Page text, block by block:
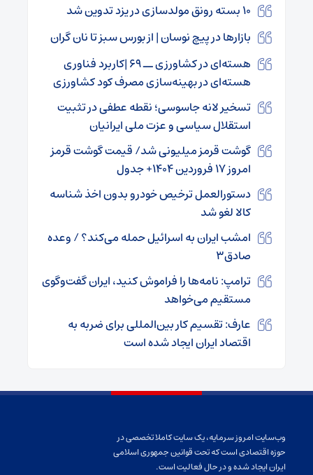
۱۰ بسته رونق مولدسازی در یزد تدوین شد
بازارها در پیچ نوسان | از بورس سبز تا نان گران
هسته‌ای در کشاورزی ــ ۶۹ |کاربرد فناوری
هسته‌ای در بهینه‌سازی مصرف کود کشاورزی
تسخیر لانه جاسوسی؛ نقطه عطفی در تثبیت
استقلال سیاسی و عزت ملی ایرانیان
گوشت قرمز میلیونی شد/ قیمت گوشت قرمز
امروز ۱۷ فروردین ۱۴۰۴+ جدول
دستورالعمل ترخیص خودرو بدون اخذ شناسه
کالا لغو شد
امشب ایران به اسرائیل حمله می‌کند؟ / وعده
صادق۳
ترامپ: نامه‌ها را فراموش کنید، ایران گفت‌وگوی
مستقیم می‌خواهد
عارف: تقسیم کار بین‌المللی برای ضربه به
اقتصاد ایران ایجاد شده است
وب‌سایت امروز سرمایه، یک سایت کاملا تخصصی در
حوزه اقتصادی است که تحت قوانین جمهوری اسلامی
ایران ایجاد شده و در حال فعالیت است.